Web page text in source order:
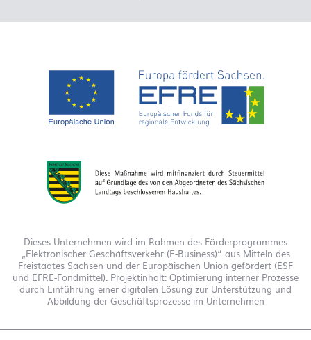
Dieses Unternehmen wird im Rahmen des Förderprogrammes
„Elektronischer Geschäftsverkehr (E-Business)“ aus Mitteln des
Freistaates Sachsen und der Europäischen Union gefördert (ESF
und EFRE-Fondmittel). Projektinhalt: Optimierung interner Prozesse
durch Einführung einer digitalen Lösung zur Unterstützung und
Abbildung der Geschäftsprozesse im Unternehmen